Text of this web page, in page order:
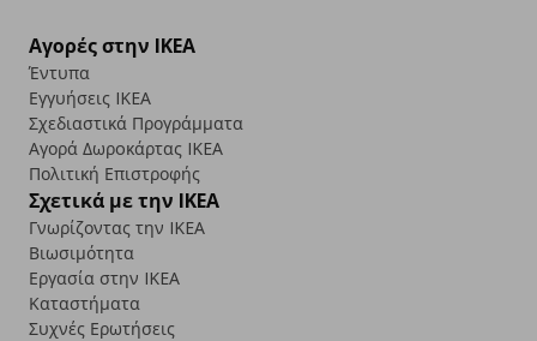
Αγορές στην IKEA
Έντυπα
Εγγυήσεις IKEA
Σχεδιαστικά Προγράμματα
Αγορά Δωρoκάρτας IKEA
Πολιτική Επιστροφής
Σχετικά με την IKEA
Γνωρίζοντας την IKEA
Βιωσιμότητα
Εργασία στην IKEA
Καταστήματα
Συχνές Ερωτήσεις